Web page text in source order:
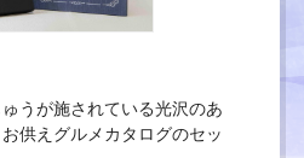
うが施されている光沢のあ
供えグルメカタログのセッ